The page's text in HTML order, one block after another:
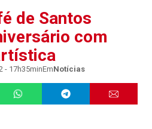
de Santos
com
- 17h35minEmNotícias